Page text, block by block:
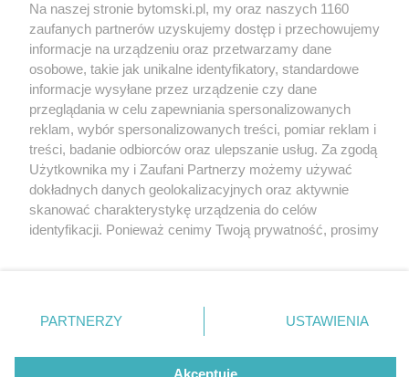
5 / 7
Rusza kolejny etap remontu
wiaduktu w bytomskim
Vitorze
W poniedziałek, 10 lutego 2025 r., rozpocznie się kolejny
etap remontu wiaduktu nad ul. Strzelców Bytomskich
w Bytomiu. Kierowcy mogą się spodziewać utrudnień
REKLAMA
Wydawca mediów lokalnych
Nie zapomnij
zapoznać się z:
polityką prywatności regulamin korzystania z portali
Twojemiasto
Piekary Śląskie
Chorzów
Tarnowskie Góry
Gliwice
Skontakuj sięz nami
Kontakt
Wydawca
Pogoda
Na naszej stronie bytomski.pl, my oraz naszych 1160
zaufanych partnerów uzyskujemy dostęp i przechowujemy
informacje na urządzeniu oraz przetwarzamy dane
osobowe, takie jak unikalne identyfikatory, standardowe
informacje wysyłane przez urządzenie czy dane
przeglądania w celu zapewniania spersonalizowanych
reklam, wybór spersonalizowanych treści, pomiar reklam i
treści, badanie odbiorców oraz ulepszanie usług. Za zgodą
Użytkownika my i Zaufani Partnerzy możemy używać
dokładnych danych geolokalizacyjnych oraz aktywnie
skanować charakterystykę urządzenia do celów
identyfikacji. Ponieważ cenimy Twoją prywatność, prosimy
prywatności znajdujący się w lewym dolnym rogu strony
. Niektóre rodzaje przetwarzania danych nie wymagają
zgody użytkownika, ale masz prawo sprzeciwić się
takiemu przetwarzaniu. Preferencje będą miały
PARTNERZY USTAWIENIA
Akceptuję